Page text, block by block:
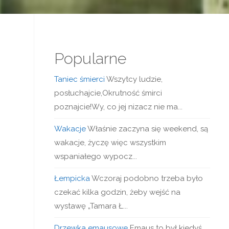
Popularne
Taniec śmierci Wszytcy ludzie,
posłuchajcie,Okrutność śmirci
poznajcie!Wy, co jej nizacz nie ma...
WakacjeWłaśnie zaczyna się weekend, są
wakacje, życzę więc wszystkim
wspaniałego wypocz...
ŁempickaWczoraj podobno trzeba było
czekać kilka godzin, żeby wejść na
wystawę „Tamara Ł...